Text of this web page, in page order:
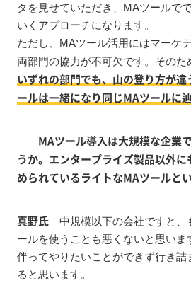
タを見せていただき、MAツールで
いくアプローチになります。
ただし、MAツール活用にはマーケ
両部門の協力が不可欠です。そのた
いずれの部門でも、山の登り方が
ールは一緒になり同じMAツールに
――MAツール導入は大規模な企業
うか。エンタープライズ製品以外
められているライトなMAツールと
真野氏中規模以下の会社ですと、
ールを使うことも悪くないと思いま
伴ってやりたいことができず行き詰
ると思います。